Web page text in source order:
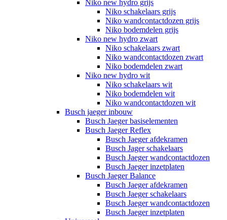
Niko new hydro grijs
Niko schakelaars grijs
Niko wandcontactdozen grijs
Niko bodemdelen grijs
Niko new hydro zwart
Niko schakelaars zwart
Niko wandcontactdozen zwart
Niko bodemdelen zwart
Niko new hydro wit
Niko schakelaars wit
Niko bodemdelen wit
Niko wandcontactdozen wit
Busch jaeger inbouw
Busch Jaeger basiselementen
Busch Jaeger Reflex
Busch Jaeger afdekramen
Busch Jager schakelaars
Busch Jaeger wandcontactdozen
Busch Jaeger inzetplaten
Busch Jaeger Balance
Busch Jaeger afdekramen
Busch Jaeger schakelaars
Busch Jaeger wandcontactdozen
Busch Jaeger inzetplaten